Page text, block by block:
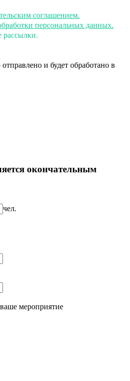
соглашением.
персональных данных.
рассылки.
и будет обработано в
окончательным
чел.
мероприятие